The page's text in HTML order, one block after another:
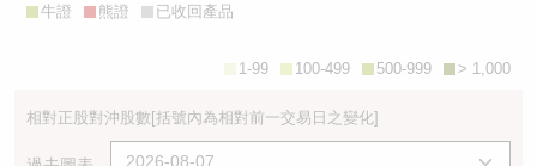
牛證 熊證 已收回產品
> 1,000
500-999
100-499
1-99
相對正股對沖股數[括號內為相對前一交易日之變化]